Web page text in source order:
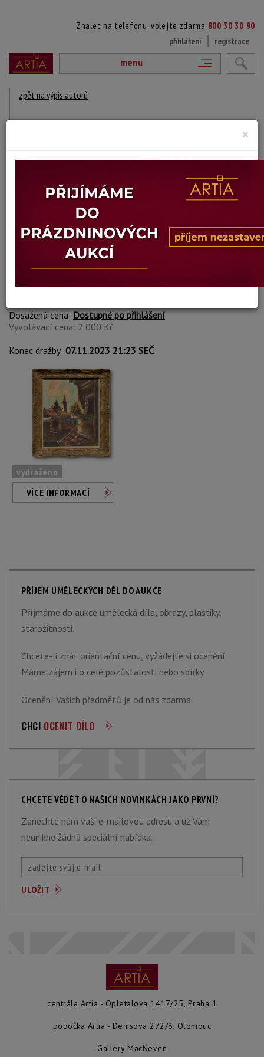
Znalec na telefonu, volejte zdarma 800 30 30 90
přihlášení
registrace
menu
zpět na výpis autorů
1907 Švédsko - 1952 ?
DÍLA V AUKCÍCH
Allan Asberg
179. NAD STŘECHAMI
Dosažená cena:Dostupné po přihlášení
Vyvolávací cena: 2 000 Kč
Konec dražby: 07.11.2023 21:23 SEČ
vydraženo
VÍCE INFORMACÍ
PŘÍJEM UMĚLECKÝCH DĚL DO AUKCE
Příjmáme do aukce umělecká díla, obrazy, plastiky,
starožitnosti.
Chcete-li znát orientační cenu, vyžádejte si ocenění.
Máme zájem i o celé pozůstalosti nebo sbírky.
Ocenění Vašich předmětů je od nás zdarma.
CHCI OCENIT DÍLO
CHCETE VĚDĚT O NAŠICH NOVINKÁCH JAKO PRVNÍ?
Zanechte nám vaši e-mailovou adresu a už Vám
neunikne žádná speciální nabídka.
centrála Artia - Opletalova 1417/25, Praha 1
pobočka Artia - Denisova 272/8, Olomouc
Gallery MacNeven
×